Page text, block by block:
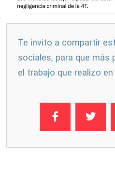
Te invito a compartir
sociales, para que más
el trabajo que realizo en